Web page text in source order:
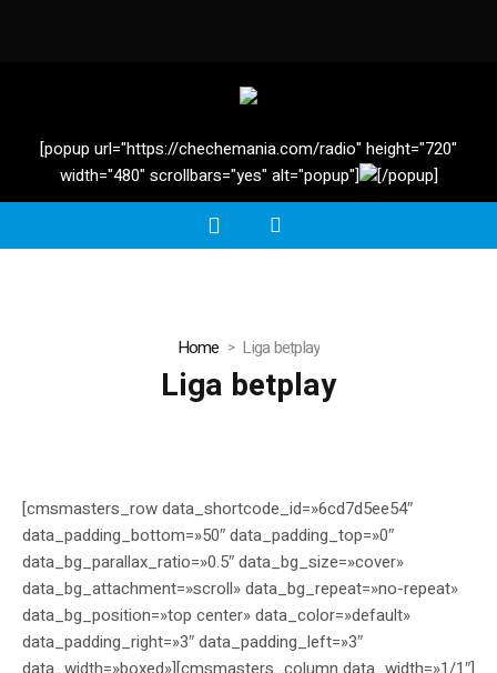
[popup url="https://chechemania.com/radio" height="720"
width="480" scrollbars="yes" alt="popup"]
[/popup]
Home Liga betplay
Liga betplay
[cmsmasters_row data_shortcode_id=»6cd7d5ee54″
data_padding_bottom=»50″ data_padding_top=»0″
data_bg_parallax_ratio=»0.5″ data_bg_size=»cover»
data_bg_attachment=»scroll» data_bg_repeat=»no-repeat»
data_bg_position=»top center» data_color=»default»
data_padding_right=»3″ data_padding_left=»3″